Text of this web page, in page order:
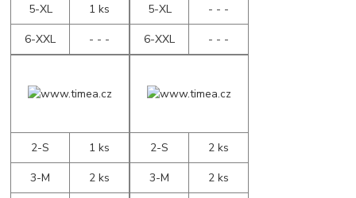
5-XL
1 ks
6-XXL
- - -
5-XL
- - -
6-XXL
- - -
2-S
1 ks
3-M
2 ks
2-S
2 ks
3-M
2 ks